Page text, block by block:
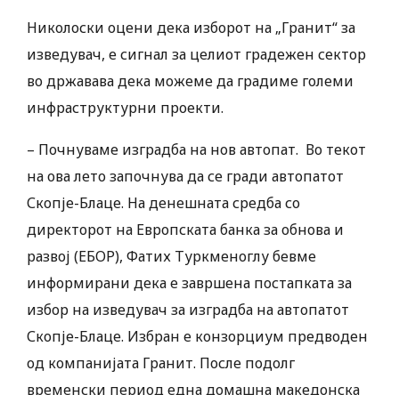
Николоски оцени дека изборот на „Гранит“ за
изведувач, е сигнал за целиот градежен сектор
во државава дека можеме да градиме големи
инфраструктурни проекти.
– Почнуваме изградба на нов автопат. Во текот
на ова лето започнува да се гради автопатот
Скопје-Блаце. На денешната средба со
директорот на Европската банка за обнова и
развој (ЕБОР), Фатих Туркменоглу бевме
информирани дека е завршена постапката за
избор на изведувач за изградба на автопатот
Скопје-Блаце. Избран е конзорциум предводен
од компанијата Гранит. После подолг
временски период една домашна македонска